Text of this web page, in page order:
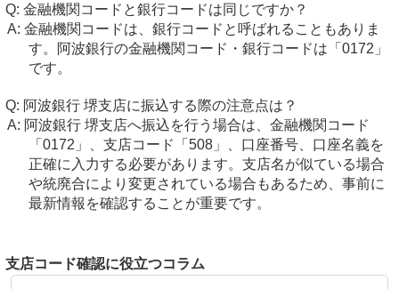
金融機関コードと銀行コードは同じですか？
金融機関コードは、銀行コードと呼ばれることもありま
す。阿波銀行の金融機関コード・銀行コードは「0172」
です。
阿波銀行 堺支店に振込する際の注意点は？
阿波銀行 堺支店へ振込を行う場合は、金融機関コード
「0172」、支店コード「508」、口座番号、口座名義を
正確に入力する必要があります。支店名が似ている場合
や統廃合により変更されている場合もあるため、事前に
最新情報を確認することが重要です。
支店コード確認に役立つコラム